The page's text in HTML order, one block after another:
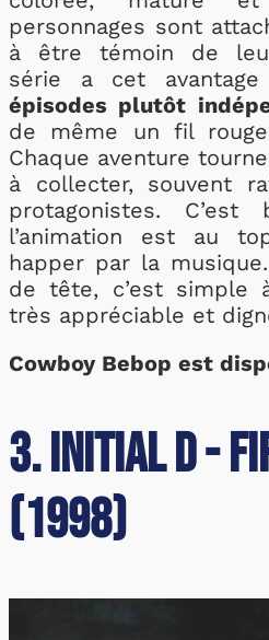
personnages sont
à être témoin de
série a cet
épisodes plutôt
de même un fil
Chaque aventure
à collecter, souvent
protagonistes. C’est
l’animation est au
happer par la
de tête, c’est simple
très appréciable et
Cowboy Bebop est
3. Initial D -
(1998)